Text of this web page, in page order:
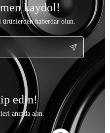
kaydol!
haberdar olun.
edin!
anında alın.